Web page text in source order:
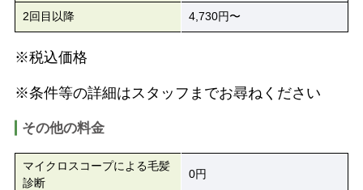
2回目以降 4,730円〜
※税込価格
※条件等の詳細はスタッフまでお尋ねください
その他の料金
マイクロスコープによる毛髪
診断
0円